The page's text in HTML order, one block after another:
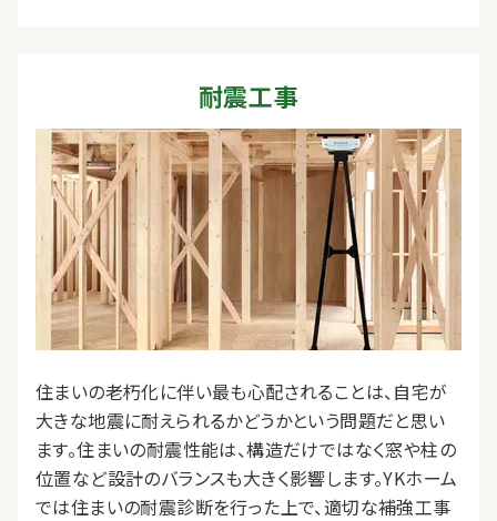
耐震工事
住まいの老朽化に伴い最も心配されることは、自宅が
大きな地震に耐えられるかどうかという問題だと思い
ます。住まいの耐震性能は、構造だけではなく窓や柱の
位置など設計のバランスも大きく影響します。YKホーム
では住まいの耐震診断を行った上で、適切な補強工事